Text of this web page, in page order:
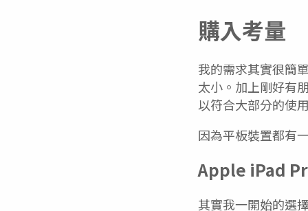
購入考量
我的需求其實很簡
太小。加上剛好有
以符合大部分的使
因為平板裝置都有
Apple iPad
其實我一開始的選